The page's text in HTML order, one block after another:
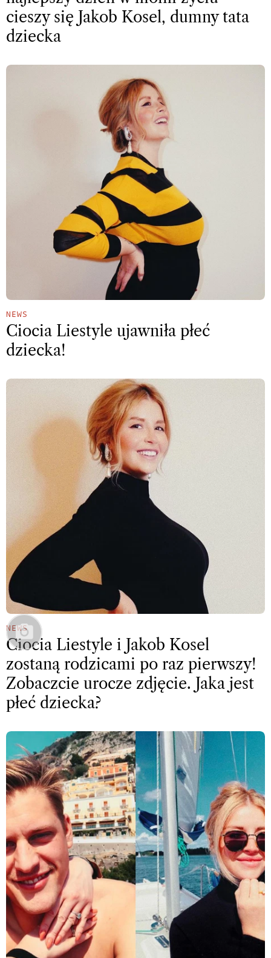
cieszy się Jakob Kosel, dumny tata
dziecka
NEWS
Ciocia Liestyle ujawniła płeć
dziecka!
NEWS
Ciocia Liestyle i Jakob Kosel
zostaną rodzicami po raz pierwszy!
Zobaczcie urocze zdjęcie. Jaka jest
płeć dziecka?